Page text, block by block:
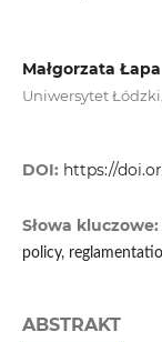
Małgorzata Łapa
Uniwersytet
DOI: https://
Słowa kluczowe:
policy,
ABSTRAKT